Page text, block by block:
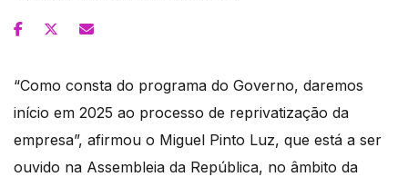
“Como consta do programa do Governo, daremos
início em 2025 ao processo de reprivatização da
empresa”, afirmou o Miguel Pinto Luz, que está a ser
ouvido na Assembleia da República, no âmbito da